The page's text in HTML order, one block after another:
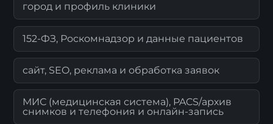
город и профиль клиники
152-ФЗ, Роскомнадзор и данные пациентов
сайт, SEO, реклама и обработка заявок
МИС (медицинская система), PACS/архив
снимков и телефония и онлайн-запись